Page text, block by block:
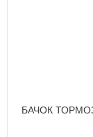
БАЧОК